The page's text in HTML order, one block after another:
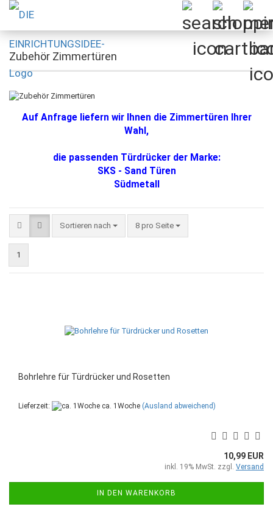
Zubehör Zimmertüren
Auf Anfrage liefern wir Ihnen die Zimmertüren Ihrer
Wahl,
die passenden Türdrücker der Marke:
SKS - Sand Türen
Südmetall
Sortieren nach
Sortieren nach 8 pro Seite
pro Seite
1
Bohrlehre für Türdrücker und Rosetten
Lieferzeit: ca. 1Woche (Ausland abweichend)
10,99 EUR
inkl. 19% MwSt. zzgl. Versand
IN DEN WARENKORB